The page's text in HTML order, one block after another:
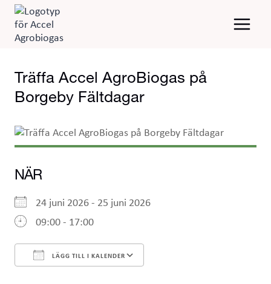
Skip
content
Träffa Accel AgroBiogas på
Borgeby Fältdagar
NÄR
24 juni 2026 - 25 juni 2026
09:00 - 17:00
LÄGG TILL I KALENDER